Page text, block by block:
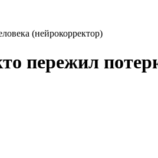
(нейрокорректор)
потерю